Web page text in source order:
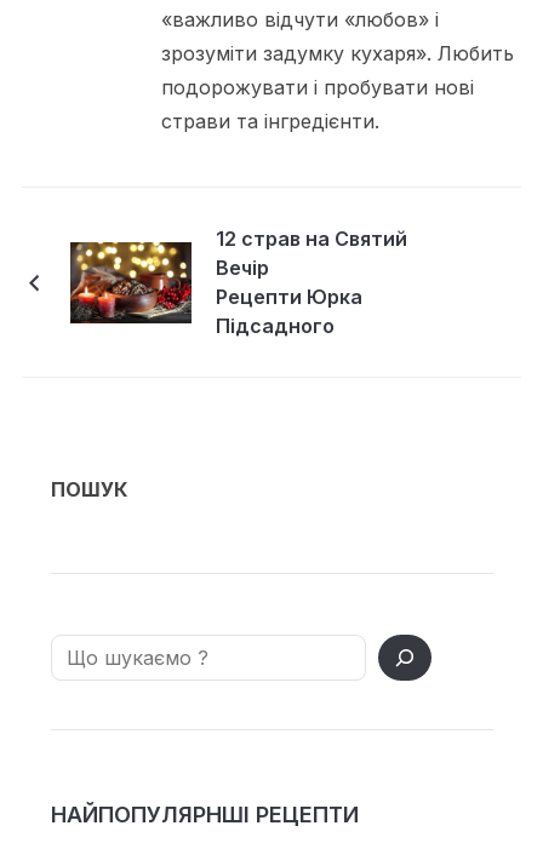
«важливо відчути «любов» і
зрозуміти задумку кухаря». Любить
подорожувати і пробувати нові
страви та інгредієнти.
12 страв на Святий
Вечір
Рецепти Юрка
Підсадного
ПОШУК
Search
НАЙПОПУЛЯРНШІ РЕЦЕПТИ